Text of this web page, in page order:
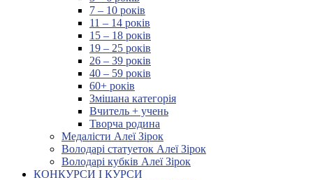
7 – 10 років
11 – 14 років
15 – 18 років
19 – 25 років
26 – 39 років
40 – 59 років
60+ років
Змішана категорія
Вчитель + учень
Творча родина
Медалісти Алеї Зірок
Володарі статуеток Алеї Зірок
Володарі кубків Алеї Зірок
КОНКУРСИ І КУРСИ